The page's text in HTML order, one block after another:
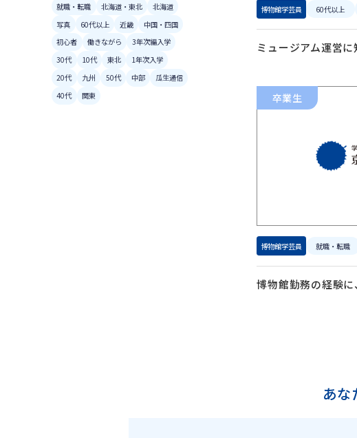
博物館学芸員 60代以上
ミュージアム運営
卒業生
博物館学芸員 就職・転職
博物館勤務の経験
就職・転職
北海道・東北
北海道
写真
60代以上 近畿
中国・四国
初心者
働きながら
3年次編入学
30代
10代 東北
1年次入学
20代
九州 50代 中部
瓜生通信
40代
関東
あな